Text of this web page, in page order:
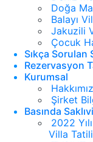
Doğa
Balayı
Jakuzili
Çocuk
Sıkça Sorulan
Rezervasyon
Kurumsal
Şirket
Basında
2022
Villa